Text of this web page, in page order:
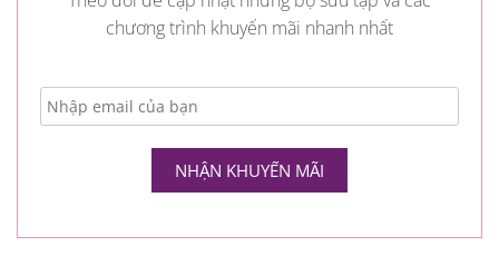
chương trình khuyến mãi nhanh nhất